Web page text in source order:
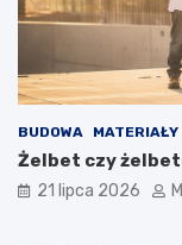
BUDOWA
Żelbet czy
21 lipca 2026